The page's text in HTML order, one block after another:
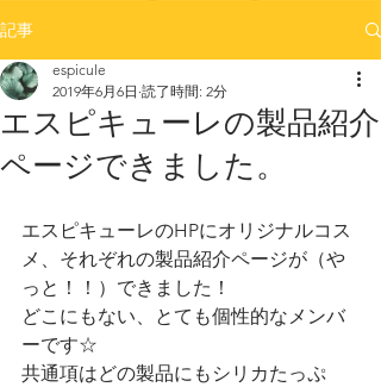
記事
エスピキューレの製品紹介
ページできました。
espicule
2019年6月6日 読了時間: 2分
エスピキューレのHPにオリジナルコス
メ、それぞれの製品紹介ページが（や
っと！！）できました！
どこにもない、とても個性的なメンバ
ーです☆
共通項はどの製品にもシリカたっぷ